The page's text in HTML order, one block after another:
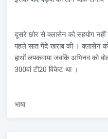
दूसरे छोर से क्लासेन को सहयोग
पहले सात गेंदें खराब की । क्लासेन
हाथों लपकवाया जबकि अभिनव को
300वां टी20 विकेट था ।
भाषा